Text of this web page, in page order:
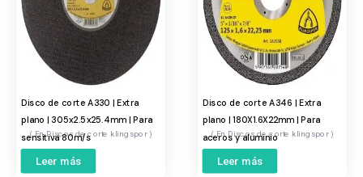
Disco de corte A330 | Extra
plano | 305x2.5x25.4mm | Para
sensitiva 80m/s
Discos de corte klingspor
Leer más
Disco de corte A346 | Extra
plano | 180X1.6X22mm | Para
aceros y aluminio
Discos de corte klingspor
Leer más